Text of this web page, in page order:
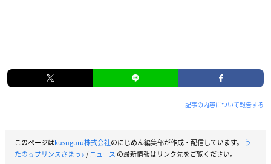
記事の内容について報告する
このページはkusuguru株式会社のにじめん編集部が作成・配信しています。
う
たの☆プリンスさまっ♪/ニュース の最新情報はリンク先をご覧ください。